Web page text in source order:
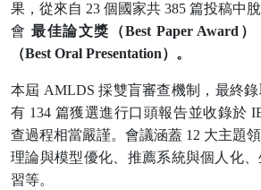
果，從來自 23 個國家共 385 篇投稿中
會 最佳論文獎（Best Paper Award ）
（Best Oral Presentation）。
本屆 AMLDS採雙盲審查機制，最終錄
有 134 篇獲選進行口頭報告並收錄於
查過程相當嚴謹。會議涵蓋 12 大主題
理論與模型優化、推薦系統與個人化
習等。